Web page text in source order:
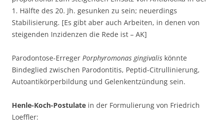
1. Hälfte des 20. Jh. gesunken zu sein; neuerdings
Stabilisierung. [Es gibt aber auch Arbeiten, in denen von
steigenden Inzidenzen die Rede ist – AK]
Parodontose-Erreger Porphyromonas gingivalis könnte
Bindeglied zwischen Parodontitis, Peptid-Citrullinierung,
Autoantikörperbildung und Gelenkentzündung sein.
Henle-Koch-Postulate in der Formulierung von Friedrich
Loeffler: